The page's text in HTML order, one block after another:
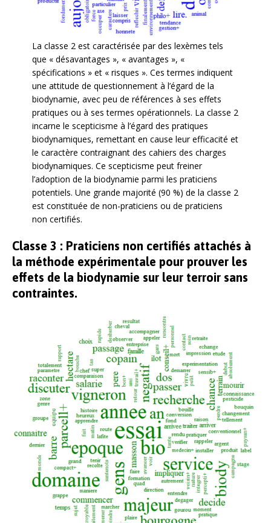
La classe 2 est caractérisée par des lexèmes tels
que « désavantages », « avantages », «
spécifications » et « risques ». Ces termes indiquent
une attitude de questionnement à l’égard de la
biodynamie, avec peu de références à ses effets
pratiques ou à ses termes opérationnels. La classe 2
incarne le scepticisme à l’égard des pratiques
biodynamiques, remettant en cause leur efficacité et
le caractère contraignant des cahiers des charges
biodynamiques. Ce scepticisme peut freiner
l’adoption de la biodynamie parmi les praticiens
potentiels. Une grande majorité (90 %) de la classe 2
est constituée de non-praticiens ou de praticiens
non certifiés.
Classe 3 : Praticiens non certifiés attachés à
la méthode expérimentale pour prouver les
effets de la biodynamie sur leur terroir sans
contraintes.